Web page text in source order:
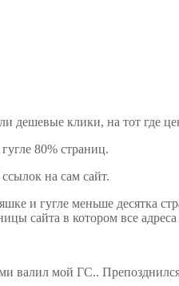
дешевые клики, на тот где
80% страниц.
на сам сайт.
и гугле меньше десятка
сайта в котором все
валил мой ГС..